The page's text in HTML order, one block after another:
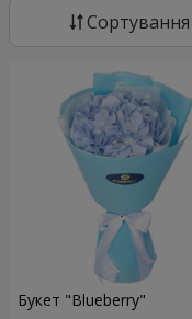
Сортування
Букет "Blueberry"